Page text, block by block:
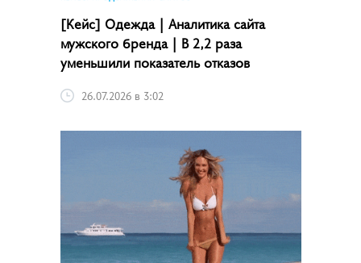
[Кейс] Одежда | Аналитика сайта
мужского бренда | В 2,2 раза
уменьшили показатель отказов
26.07.2026 в 3:02